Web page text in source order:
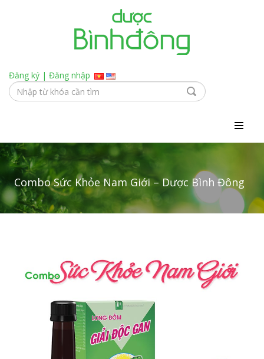
Đăng ký | Đăng nhập
Combo Sức Khỏe Nam Giới – Dược Bình Đông